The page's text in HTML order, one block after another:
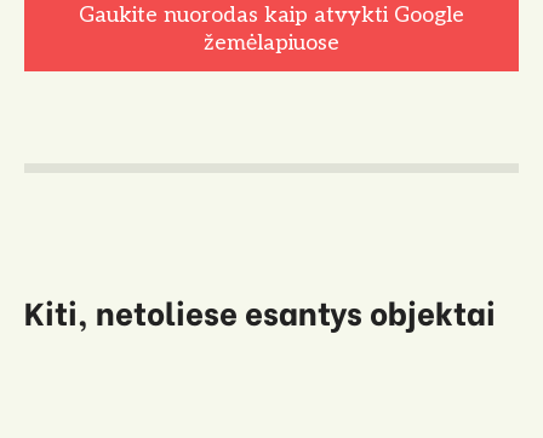
Gaukite nuorodas kaip atvykti Google
žemėlapiuose
Kiti, netoliese esantys objektai